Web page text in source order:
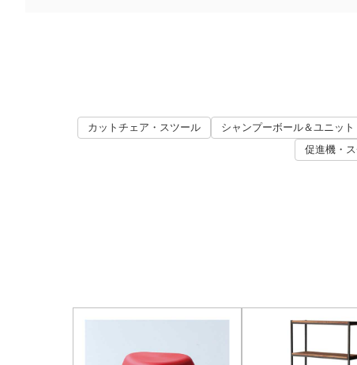
カットチェア・スツール シャンプーボール＆ユニット
促進機・